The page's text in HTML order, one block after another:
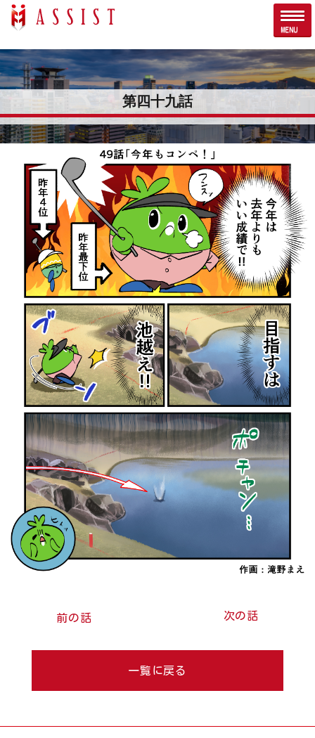
第四十九話
前の話 次の話
一覧に戻る